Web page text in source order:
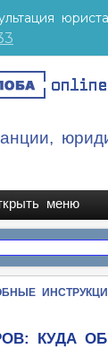
КУДА